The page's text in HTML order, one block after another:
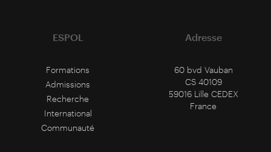
ESPOL
Formations
Admissions
Recherche
International
Communauté
Adresse
60 bvd Vauban
CS 40109
59016 Lille CEDEX
France